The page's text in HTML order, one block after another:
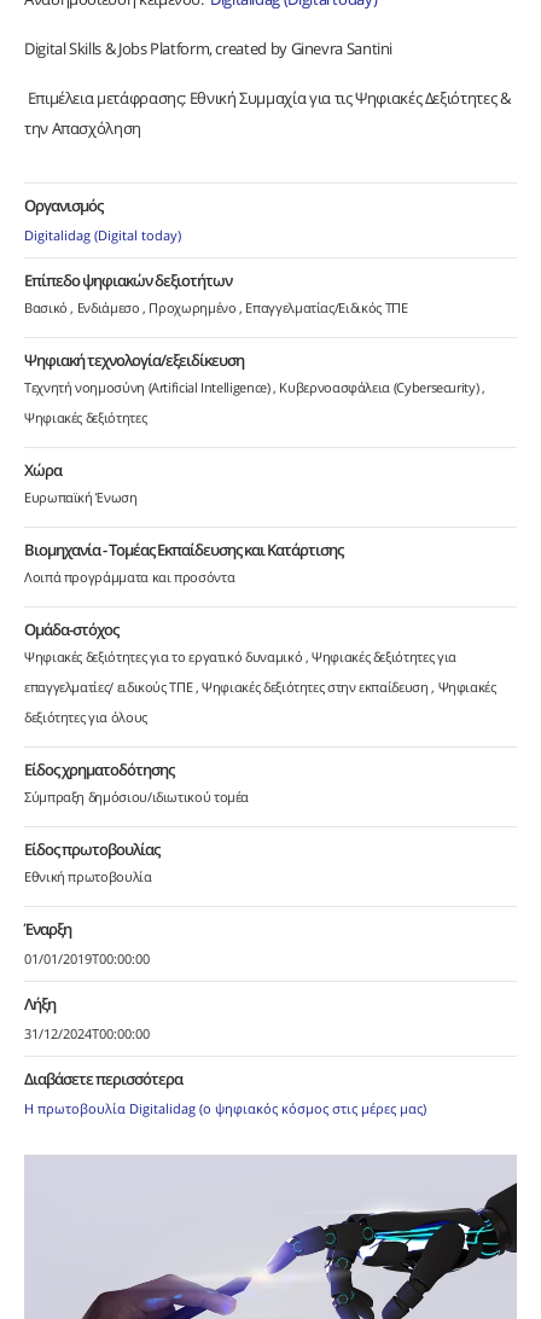
Digital Skills & Jobs Platform, created by Ginevra Santini
Επιμέλεια μετάφρασης: Εθνική Συμμαχία για τις Ψηφιακές Δεξιότητες &
την Απασχόληση
Οργανισμός
Digitalidag (Digital today)
Επίπεδο ψηφιακών δεξιοτήτων
Βασικό Ενδιάμεσο Προχωρημένο Επαγγελματίας/Ειδικός ΤΠΕ
Ψηφιακή τεχνολογία/εξειδίκευση
Τεχνητή νοημοσύνη (Artificial Intelligence) Κυβερνοασφάλεια (Cybersecurity)
Ψηφιακές δεξιότητες
Χώρα
Ευρωπαϊκή Ένωση
Βιομηχανία - Τομέας Εκπαίδευσης και Κατάρτισης
Λοιπά προγράμματα και προσόντα
Ομάδα-στόχος
Ψηφιακές δεξιότητες για το εργατικό δυναμικό Ψηφιακές δεξιότητες για
επαγγελματίες/ ειδικούς ΤΠΕ Ψηφιακές δεξιότητες στην εκπαίδευση Ψηφιακές
δεξιότητες για όλους
Είδος χρηματοδότησης
Σύμπραξη δημόσιου/ιδιωτικού τομέα
Είδος πρωτοβουλίας
Εθνική πρωτοβουλία
Έναρξη
01/01/2019T00:00:00
Λήξη
31/12/2024T00:00:00
Διαβάσετε περισσότερα
Η πρωτοβουλία Digitalidag (ο ψηφιακός κόσμος στις μέρες μας)